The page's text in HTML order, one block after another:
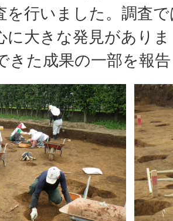
を行いました。調査
に大きな発見があり
きた成果の一部を報